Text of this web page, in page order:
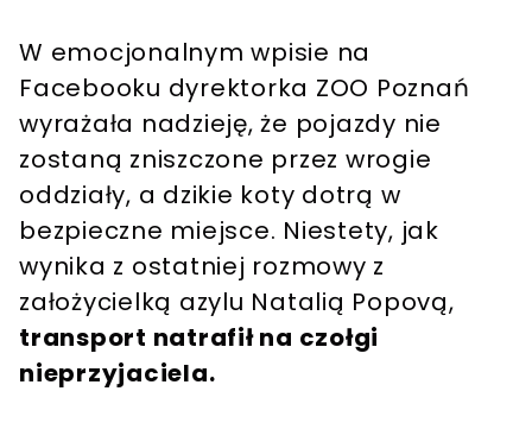
W emocjonalnym wpisie na
Facebooku dyrektorka ZOO Poznań
wyrażała nadzieję, że pojazdy nie
zostaną zniszczone przez wrogie
oddziały, a dzikie koty dotrą w
bezpieczne miejsce. Niestety, jak
wynika z ostatniej rozmowy z
założycielką azylu Natalią Popovą,
transport natrafił na czołgi
nieprzyjaciela.